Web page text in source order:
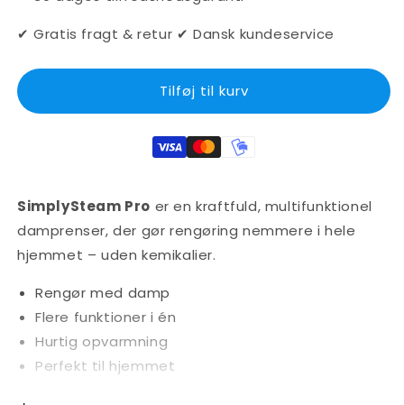
✔ Gratis fragt & retur ✔ Dansk kundeservice
Tilføj til kurv
SimplySteam Pro er en kraftfuld, multifunktionel
damprenser, der gør rengøring nemmere i hele
hjemmet – uden kemikalier.
Rengør med damp
Flere funktioner i én
Hurtig opvarmning
Perfekt til hjemmet